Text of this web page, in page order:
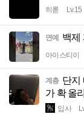
히롣 Lv.15
연예 백제
아이스티이
계층 단지
가 확 올
입사